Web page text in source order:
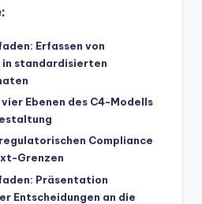
Erfassen von
in standardisierten
Ebenen des C4-Modells
Compliance
Grenzen
Präsentation
Entscheidungen an die